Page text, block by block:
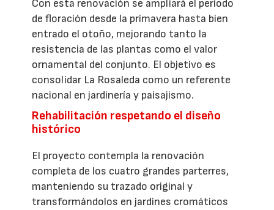
Con esta renovación se ampliará el periodo
de floración desde la primavera hasta bien
entrado el otoño, mejorando tanto la
resistencia de las plantas como el valor
ornamental del conjunto. El objetivo es
consolidar La Rosaleda como un referente
nacional en jardinería y paisajismo.
Rehabilitación respetando el diseño
histórico
El proyecto contempla la renovación
completa de los cuatro grandes parterres,
manteniendo su trazado original y
transformándolos en jardines cromáticos